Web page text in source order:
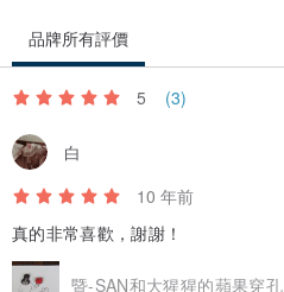
品牌所有評價
5 (3)
白
10 年前
真的非常喜歡，謝謝！
暨-SAN和大猩猩的蘋果穿孔